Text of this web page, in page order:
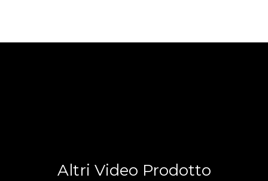
Altri Video Prodotto